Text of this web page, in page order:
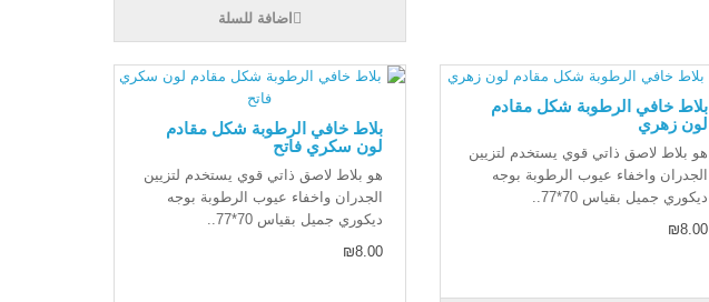
اضافة للسلة
بلاط خافي الرطوبة شكل مقادم
لون زهري
هو بلاط لاصق ذاتي قوي يستخدم لتزيين
الجدران واخفاء عيوب الرطوبة بوجه
ديكوري جميل بقياس 70*77..
₪8.00
بلاط خافي الرطوبة شكل مقادم
لون سكري فاتح
هو بلاط لاصق ذاتي قوي يستخدم لتزيين
الجدران واخفاء عيوب الرطوبة بوجه
ديكوري جميل بقياس 70*77..
₪8.00